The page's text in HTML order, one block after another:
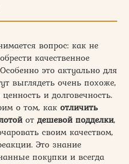
вопрос: как не
качественное
это актуально для
выглядеть очень похоже,
и долговечность.
о том, как отличить
от дешевой подделки,
своим качеством,
Это знание
покупки и всегда